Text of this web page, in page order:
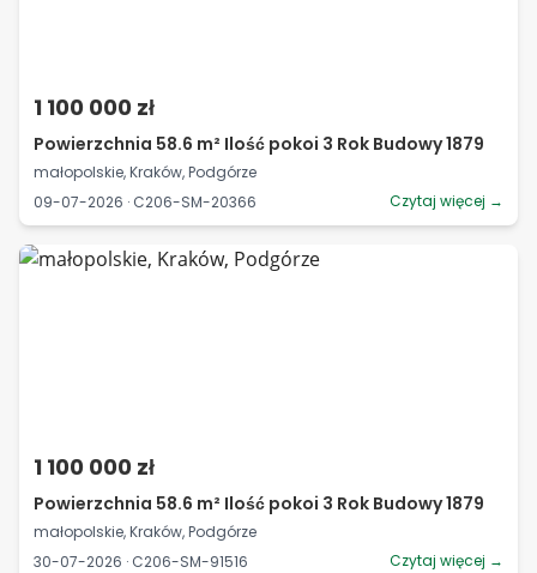
1 100 000 zł
Powierzchnia 58.6 m² Ilość pokoi 3 Rok Budowy 1879
małopolskie, Kraków, Podgórze
09-07-2026 · C206-SM-20366
Czytaj więcej →
1 100 000 zł
Powierzchnia 58.6 m² Ilość pokoi 3 Rok Budowy 1879
małopolskie, Kraków, Podgórze
30-07-2026 · C206-SM-91516
Czytaj więcej →